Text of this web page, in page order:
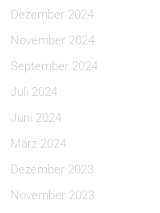
Dezember 2024
November 2024
September 2024
Juli 2024
Juni 2024
März 2024
Dezember 2023
November 2023